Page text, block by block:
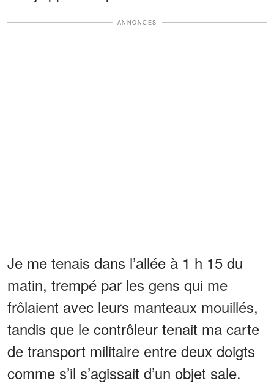
ANNONCES
Je me tenais dans l’allée à 1 h 15 du
matin, trempé par les gens qui me
frôlaient avec leurs manteaux mouillés,
tandis que le contrôleur tenait ma carte
de transport militaire entre deux doigts
comme s’il s’agissait d’un objet sale.